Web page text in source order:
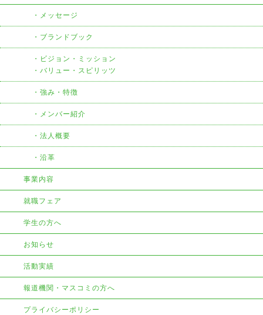
メッセージ
ブランドブック
ビジョン・ミッション
・バリュー・スピリッツ
強み・特徴
メンバー紹介
法人概要
沿革
事業内容
就職フェア
学生の方へ
お知らせ
活動実績
報道機関・マスコミの方へ
プライバシーポリシー